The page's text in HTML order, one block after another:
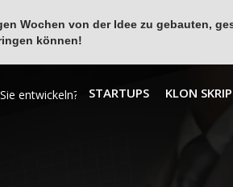
Wochen von der Idee zu gebauten,
können!
STARTUPS KLON